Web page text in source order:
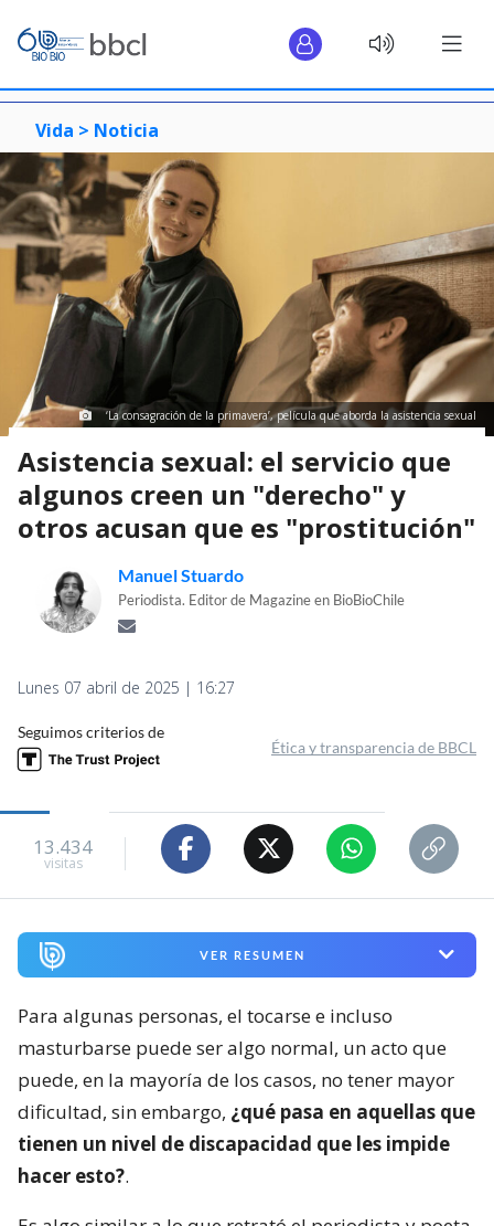
Vida > Noticia
‘La consagración de la primavera’, película que aborda la asistencia sexual
Asistencia sexual: el servicio que
algunos creen un "derecho" y
otros acusan que es "prostitución"
Manuel Stuardo
Periodista. Editor de Magazine en BioBioChile
Lunes 07 abril de 2025 | 16:27
Seguimos criterios de
Ética y transparencia de BBCL
13.434
visitas
VER RESUMEN
Para algunas personas, el tocarse e incluso
masturbarse puede ser algo normal, un acto que
puede, en la mayoría de los casos, no tener mayor
dificultad, sin embargo, ¿qué pasa en aquellas que
tienen un nivel de discapacidad que les impide
hacer esto?.